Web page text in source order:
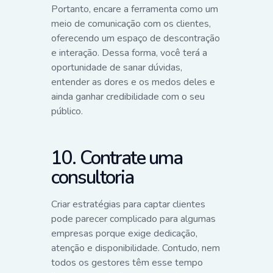
Portanto, encare a ferramenta como um
meio de comunicação com os clientes,
oferecendo um espaço de descontração
e interação. Dessa forma, você terá a
oportunidade de sanar dúvidas,
entender as dores e os medos deles e
ainda ganhar credibilidade com o seu
público.
10. Contrate uma
consultoria
Criar estratégias para captar clientes
pode parecer complicado para algumas
empresas porque exige dedicação,
atenção e disponibilidade. Contudo, nem
todos os gestores têm esse tempo